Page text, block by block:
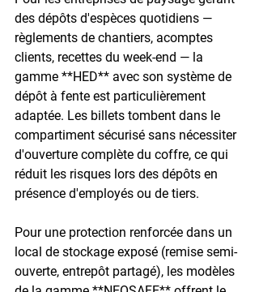
des dépôts d'espèces quotidiens —
règlements de chantiers, acomptes
clients, recettes du week-end — la
gamme **HED** avec son système de
dépôt à fente est particulièrement
adaptée. Les billets tombent dans le
compartiment sécurisé sans nécessiter
d'ouverture complète du coffre, ce qui
réduit les risques lors des dépôts en
présence d'employés ou de tiers.
Pour une protection renforcée dans un
local de stockage exposé (remise semi-
ouverte, entrepôt partagé), les modèles